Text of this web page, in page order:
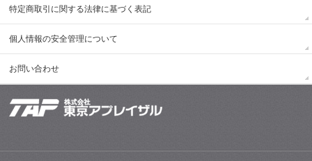
特定商取引に関する法律に基づく表記
個人情報の安全管理について
お問い合わせ